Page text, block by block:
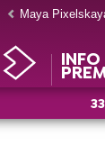
Maya
INFO